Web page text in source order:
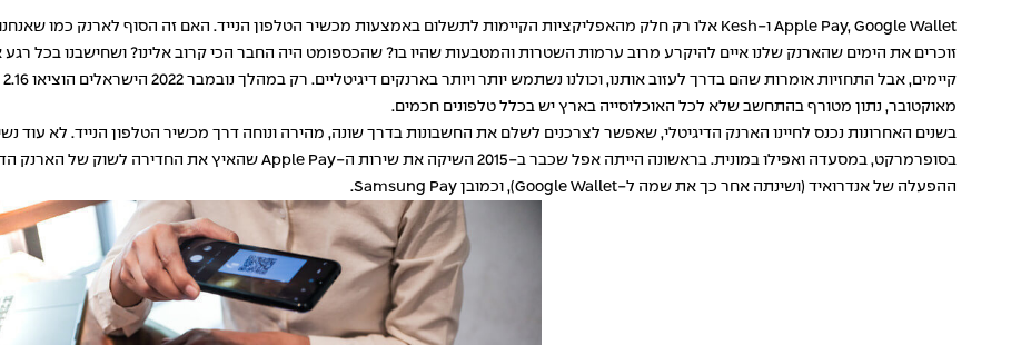
Apple Pay, Google Wallet ו-Kesh אלו רק חלק מהאפליקציות הקיימות לתשלום באמצעות מכשיר הטלפון הנייד. האם זה הסוף לארנק כמו שאנחנו מכירים?
זוכרים את הימים שהארנק שלנו איים להיקרע מרוב ערמות השטרות והמטבעות שהיו בו? שהכספומט היה החבר הכי קרוב אלינו? ושחישבנו בכל
מאוקטובר, נתון מטורף בהתחשב שלא לכל האוכלוסייה בארץ יש בכלל טלפונים חכמים.
בשנים האחרונות נכנס לחיינו הארנק הדיגיטלי, שאפשר לצרכנים לשלם את החשבונות בדרך שונה, מהירה ונוחה דרך מכשיר הטלפון הנייד. לא עוד
ההפעלה של אנדרואיד (ושינתה אחר כך את שמה ל-Google Wallet), וכמובן Samsung Pay.